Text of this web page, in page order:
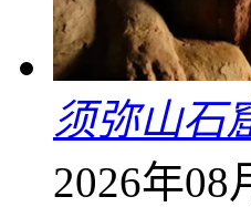
须弥山石
2026年08